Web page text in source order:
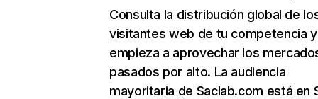
Consulta la distribución global de
visitantes web de tu competencia y
empieza a aprovechar los
pasados por alto. La audiencia
mayoritaria de Saclab.com está en